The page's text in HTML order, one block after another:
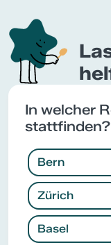
In welcher
stattfinden?
Bern
Zürich
Basel